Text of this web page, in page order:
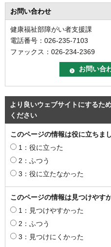
お問い合わせ
健康福祉部障がい者支援課
電話番号：026-235-7103
ファックス：026-234-2369
より良いウェブサイトにするた
ください
このページの情報は役に立ちま
1：役に立った
2：ふつう
3：役に立たなかった
このページの情報は見つけやす
1：見つけやすかった
2：ふつう
3：見つけにくかった